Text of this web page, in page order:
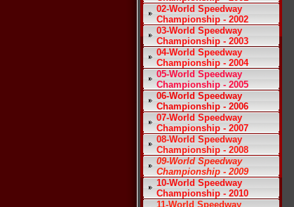
02-World Speedway
Championship - 2002
03-World Speedway
Championship - 2003
04-World Speedway
Championship - 2004
05-World Speedway
Championship - 2005
06-World Speedway
Championship - 2006
07-World Speedway
Championship - 2007
08-World Speedway
Championship - 2008
09-World Speedway
Championship - 2009
10-World Speedway
Championship - 2010
11-World Speedway